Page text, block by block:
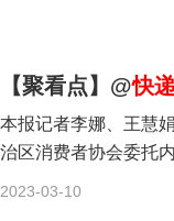
【聚看点】@快
本报记者李娜、王慧
治区消费者协会委托
2023-03-10